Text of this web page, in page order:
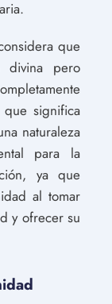
que
divina pero
significa
naturaleza
para la
ya que
al tomar
y ofrecer su